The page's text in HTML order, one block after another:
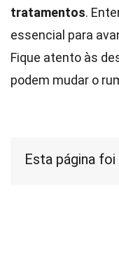
tratamentos.
essencial para
Fique atento às
podem mudar o
Esta página foi